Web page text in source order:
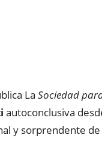
La Sociedad
autoconclusiva
y sorprendente de